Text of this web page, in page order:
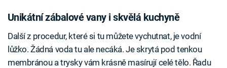
Unikátní zábalové vany i skvělá kuchyně
Další z procedur, které si tu můžete vychutnat, je vodní
lůžko. Žádná voda tu ale necáká. Je skrytá pod tenkou
membránou a trysky vám krásně masírují celé tělo. Řadu